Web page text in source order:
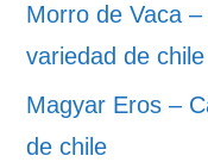
Morro de Vaca
variedad de chile
Magyar Eros –
de chile